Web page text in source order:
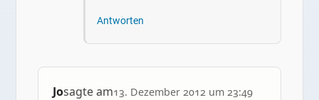
Antworten
Josagte am13. Dezember 2012 um 23:49